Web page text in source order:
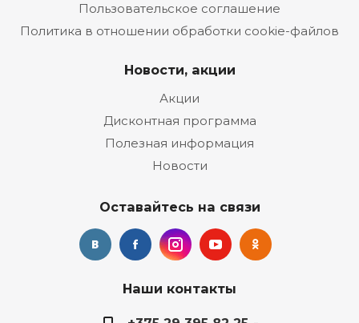
Пользовательское соглашение
Политика в отношении обработки cookie-файлов
Новости, акции
Акции
Дисконтная программа
Полезная информация
Новости
Оставайтесь на связи
Наши контакты